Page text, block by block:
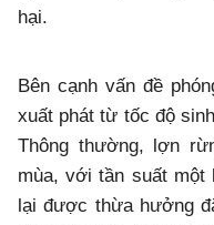
hại.
Bên cạnh vấn đề
xuất phát từ tốc độ
Thông thường, lợn
mùa, với tần suất một
lại được thừa hưởng